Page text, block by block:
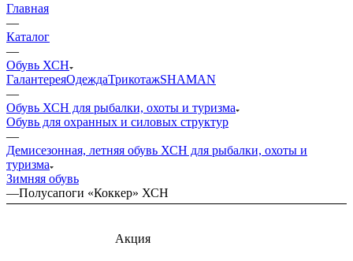
Главная
—
Каталог
—
Обувь ХСН
ГалантереяОдеждаТрикотажSHAMAN
—
Обувь ХСН для рыбалки, охоты и туризма
Обувь для охранных и силовых структур
—
Демисезонная, летняя обувь ХСН для рыбалки, охоты и
туризма
Зимняя обувь
—Полусапоги «Коккер» ХСН
Акция